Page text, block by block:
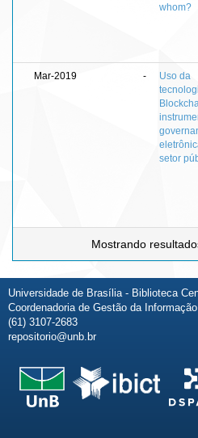
whom?
Mar-2019 -
Uso da
setor
Mostrando
Universidade de Brasília - Biblioteca
Coordenadoria de Gestão da
(61) 3107-2683
repositorio@unb.br